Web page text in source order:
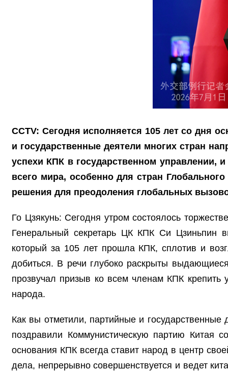
CCTV: Сегодня исполняется 105 лет со дня
и государственные деятели многих стран
успехи КПК в государственном управлении,
всего мира, особенно для стран
решения для преодоления глобальных
Го Цзякунь: Сегодня утром состоялось
Генеральный секретарь ЦК КПК Си Цзиньпин
который за 105 лет прошла КПК, сплотив и
добиться. В речи глубоко раскрыты
прозвучал призыв ко всем членам КПК крепить
народа.
Как вы отметили, партийные и
поздравили Коммунистическую партию Китая
основания КПК всегда ставит народ в центр
дела, непрерывно совершенствуется и ведет